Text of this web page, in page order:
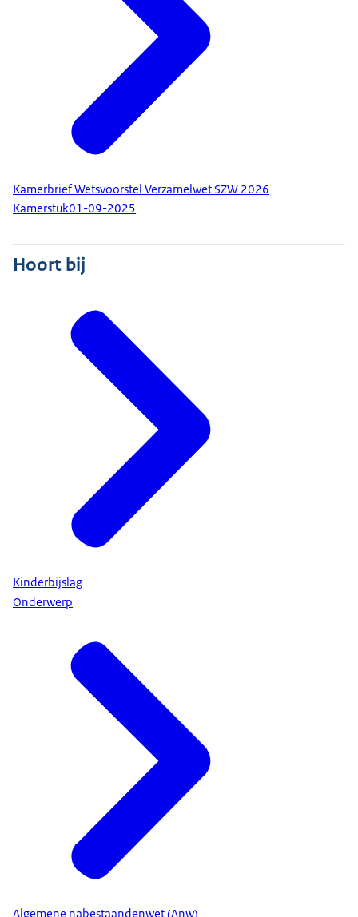
Kamerbrief Wetsvoorstel Verzamelwet SZW 2026
Kamerstuk01-09-2025
Hoort bij
Kinderbijslag
Onderwerp
Algemene nabestaandenwet (Anw)